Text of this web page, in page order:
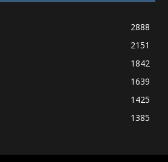
2888
2151
1842
1639
1425
1385